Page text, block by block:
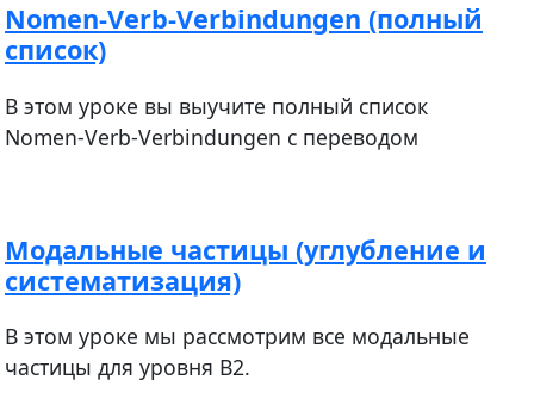
Nomen-Verb-Verbindungen (полный
список)
В этом уроке вы выучите полный список
Nomen-Verb-Verbindungen с переводом
Модальные частицы (углубление и
систематизация)
В этом уроке мы рассмотрим все модальные
частицы для уровня В2.